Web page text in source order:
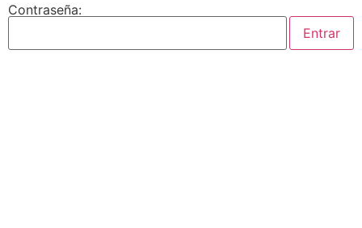
Contraseña: